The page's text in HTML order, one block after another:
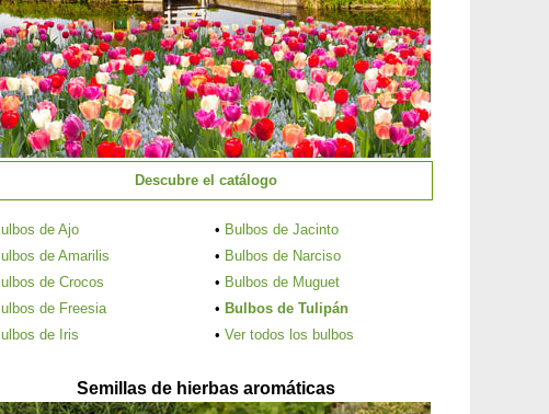
Descubre el catálogo
de Ajo
de Amarilis
de Crocos
de Freesia
de Iris
• Bulbos de Jacinto
• Bulbos de Narciso
• Bulbos de Muguet
• Bulbos de Tulipán
• Ver todos los bulbos
Semillas de hierbas aromáticas